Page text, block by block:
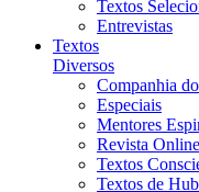
Textos
Entrevistas
Textos
Diversos
Companhia
Especiais
Mentores
Revista Online
Textos
Textos de